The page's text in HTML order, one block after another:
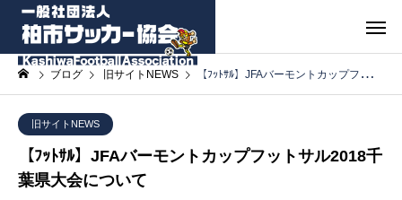
ブログ 旧サイトNEWS 【ﾌｯﾄｻﾙ】JFAバーモントカップフットサル2018千葉県大会について
旧サイトNEWS
【ﾌｯﾄｻﾙ】JFAバーモントカップフットサル2018千
葉県大会について